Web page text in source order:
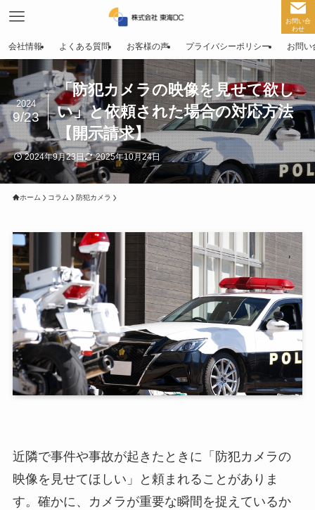
お問い合
わせ
会社情報 よくある質問 お客様の声 プライバシーポリシー お問い
「防犯カメラの映像を見せて欲し
い」と依頼された場合の対応方法
【開示請求】
2024
9/23
2024年9月23日 2025年10月24日
ホーム コラム 防犯カメラ
近隣で事件や事故が起きたときに「防犯カメラの
映像を見せてほしい」と頼まれることがありま
す。確かに、カメラが重要な瞬間を捉えているか